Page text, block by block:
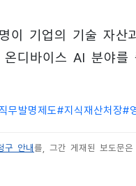
이 기업의 기술 자
디바이스 AI 분야
직무발명제도#지식재산처장#
구 안내 를, 그간 게재된 보도문은